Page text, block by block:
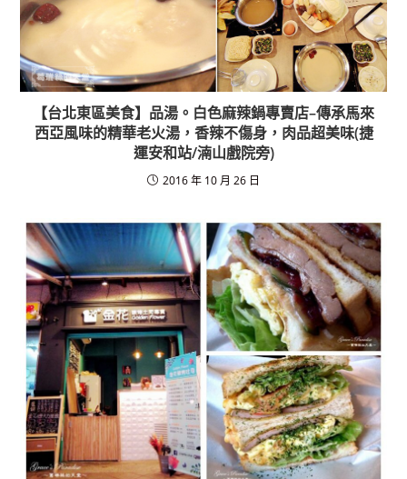
【台北東區美食】品湯。白色麻辣鍋專賣店–傳承馬來
西亞風味的精華老火湯，香辣不傷身，肉品超美味(捷
運安和站/湳山戲院旁)
2016 年 10 月 26 日